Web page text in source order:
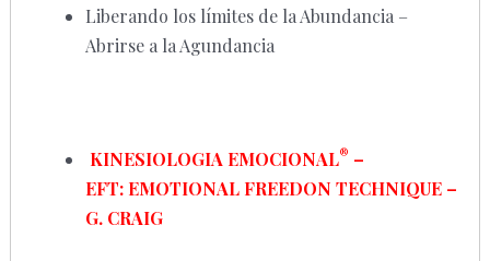
Liberando los límites de la Abundancia –
Abrirse a la Agundancia
KINESIOLOGIA EMOCIONAL® –
EFT: EMOTIONAL FREEDON TECHNIQUE –
G. CRAIG